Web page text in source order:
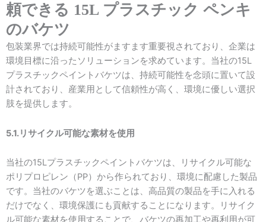
頼できる 15L プラスチック ペンキ
のバケツ
包装業界では持続可能性がますます重要視されており、企業は
環境目標に沿ったソリューションを求めています。当社の15L
プラスチックペイントバケツは、持続可能性を念頭に置いて設
計されており、産業用として信頼性が高く、環境に優しい選択
肢を提供します。
5.1.リサイクル可能な素材を使用
当社の15Lプラスチックペイントバケツは、リサイクル可能な
ポリプロピレン（PP）から作られており、環境に配慮した製品
です。当社のバケツを選ぶことは、高品質の製品を手に入れる
だけでなく、環境保護にも貢献することになります。リサイク